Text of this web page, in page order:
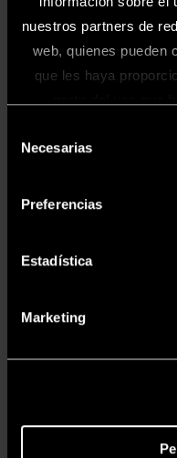
nuestros partners de
web, quienes pueden
que les haya
Necesarias
Preferencias
Estadística
Marketing
página web
odontológico.